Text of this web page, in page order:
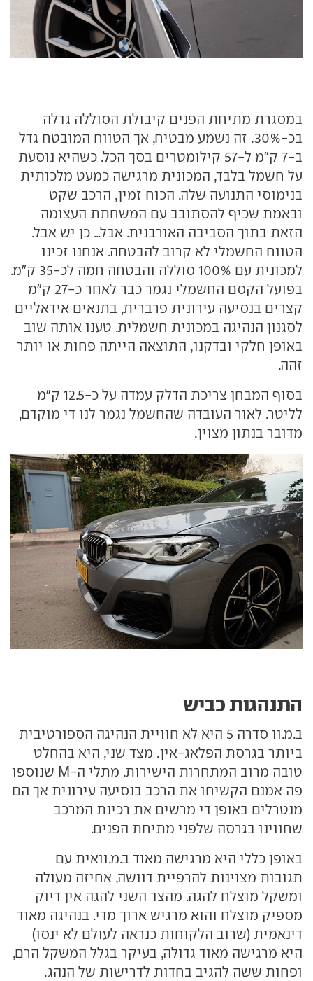
במסגרת מתיחת הפנים קיבולת הסוללה גדלה
בכ-30%. זה נשמע מבטיח, אך הטווח המובטח גדל
ב-7 ק"מ ל-57 קילומטרים בסך הכל. כשהיא נוסעת
על חשמל בלבד, המכונית מרגישה כמעט מלכותית
בנימוסי התנועה שלה. הכוח זמין, הרכב שקט
ובאמת שכיף להסתובב עם המשחתת העצומה
הזאת בתוך הסביבה האורבנית. אבל... כן יש אבל.
הטווח החשמלי לא קרוב להבטחה. אנחנו זכינו
למכונית עם 100% סוללה והבטחה חמה לכ-35 ק"מ.
בפועל הקסם החשמלי נגמר כבר לאחר כ-27 ק"מ
קצרים בנסיעה עירונית פרברית, בתנאים אידאליים
לסגנון הנהיגה במכונית חשמלית. טענו אותה שוב
באופן חלקי ובדקנו, התוצאה הייתה פחות או יותר
זהה.
בסוף המבחן צריכת הדלק עמדה על כ-12.5 ק"מ
לליטר. לאור העובדה שהחשמל נגמר לנו די מוקדם,
מדובר בנתון מצוין.
התנהגות כביש
ב.מ.וו סדרה 5 היא לא חוויית הנהיגה הספורטיבית
ביותר בגרסת הפלאג-אין. מצד שני, היא בהחלט
טובה מרוב המתחרות הישירות. מתלי ה-M שנוספו
פה אמנם הקשיחו את הרכב בנסיעה עירונית אך הם
מנטרלים באופן די מרשים את רכינת המרכב
שחווינו בגרסה שלפני מתיחת הפנים.
באופן כללי היא מרגישה מאוד ב.מ.וואית עם
תגובות מצוינות להרפיית דוושה, אחיזה מעולה
ומשקל מוצלח להגה. מהצד השני להגה אין דיוק
מספיק מוצלח והוא מרגיש ארוך מדי. בנהיגה מאוד
דינאמית (שרוב הלקוחות כנראה לעולם לא ינסו)
היא מרגישה מאוד גדולה, בעיקר בגלל המשקל הרם,
ופחות ששה להגיב בחדות לדרישות של הנהג.